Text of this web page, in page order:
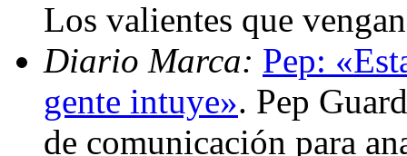
Los valientes que
Diario Marca: Pep:
gente intuye». Pep
de comunicación para